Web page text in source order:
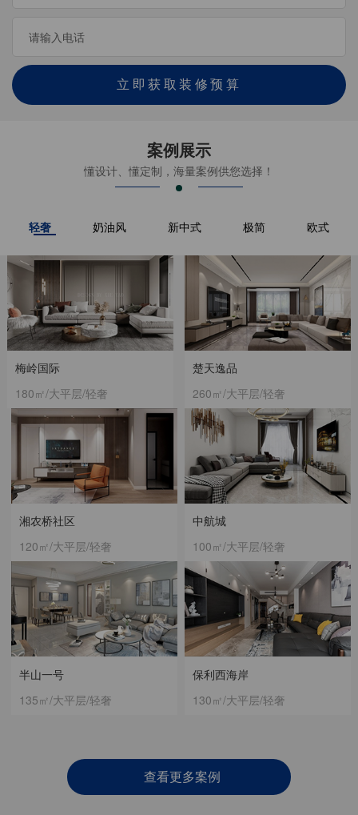
立即获取装修预算
案例展示
懂设计、懂定制，海量案例供您选择！
轻奢 奶油风 新中式 极简 欧式
梅岭国际
180㎡/大平层/轻奢
楚天逸品
260㎡/大平层/轻奢
中航城
100㎡/大平层/轻奢
湘农桥社区
120㎡/大平层/轻奢
保利西海岸
130㎡/大平层/轻奢
半山一号
135㎡/大平层/轻奢
查看更多案例